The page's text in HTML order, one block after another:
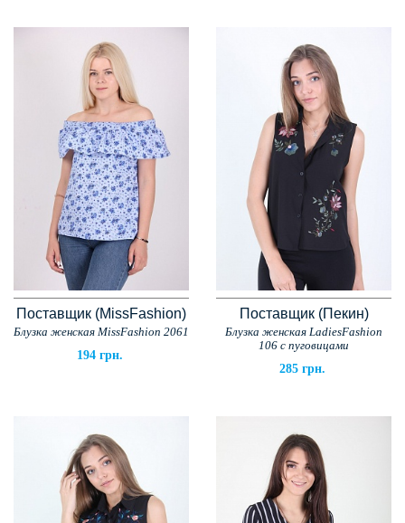
Поставщик (MissFashion)
Блузка женская MissFashion 2061
194 грн.
Поставщик (Пекин)
Блузка женская LadiesFashion
106 с пуговицами
285 грн.